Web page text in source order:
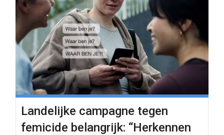
Landelijke campagne tegen
femicide belangrijk: “Herkennen